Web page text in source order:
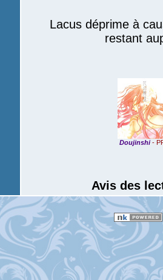
Lacus déprime à
restant
Doujinshi -
Avis des